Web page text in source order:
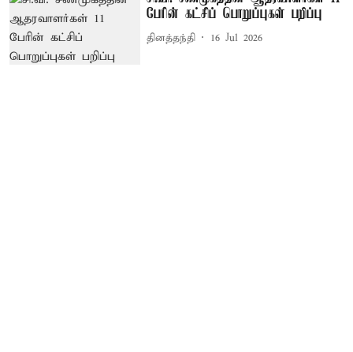
பேரின் கட்சிப் பொறுப்புகள் பறிப்பு
தினத்தந்தி 16 Jul 2026